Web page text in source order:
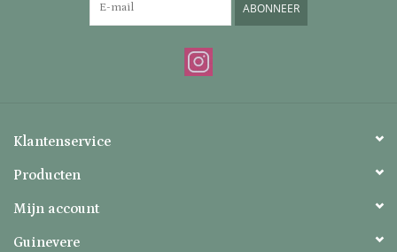
ABONNEER
Klantenservice
Producten
Mijn account
Guinevere